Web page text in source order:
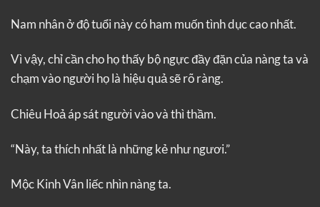
Nam nhân ở độ tuổi này có ham muốn tình dục cao nhất.
Vì vậy, chỉ cần cho họ thấy bộ ngực đầy đặn của nàng ta và
chạm vào người họ là hiệu quả sẽ rõ ràng.
Chiêu Hoả áp sát người vào và thì thầm.
“Này, ta thích nhất là những kẻ như ngươi.”
Mộc Kinh Vân liếc nhìn nàng ta.